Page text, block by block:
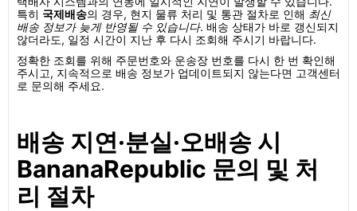
특히 국제배송의 경우, 현지 물류 처리 및 통관 절차로 인해 최신
배송 정보가 늦게 반영될 수 있습니다. 배송 상태가 바로 갱신되지
않더라도, 일정 시간이 지난 후 다시 조회해 주시기 바랍니다.
정확한 조회를 위해 주문번호와 운송장 번호를 다시 한 번 확인해
주시고, 지속적으로 배송 정보가 업데이트되지 않는다면 고객센터
로 문의해 주세요.
배송 지연·분실·오배송 시
BananaRepublic 문의 및 처
리 절차